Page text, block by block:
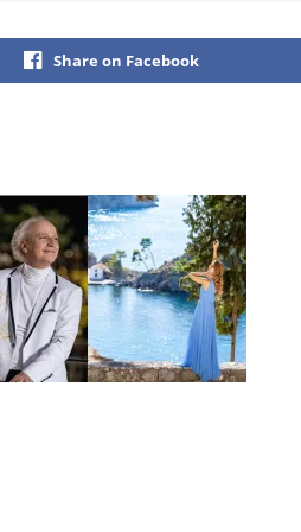
Share on Facebook